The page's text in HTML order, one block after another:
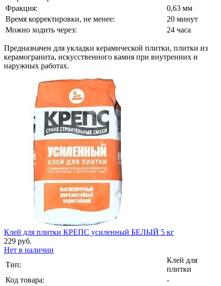
Фракция:
0,63 мм
Время корректировки, не менее:
20 минут
Можно ходить через:
24 часа
Предназначен для укладки керамической плитки, плитки из
керамогранита, искусственного камня при внутренних и
наружных работах.
Клей для плитки КРЕПС усиленный БЕЛЫЙ 5 кг
229 руб.
Нет в наличии
Тип:
Клей для
плитки
Код товара:
-